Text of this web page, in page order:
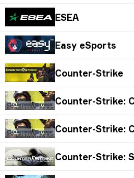
ESEA
Easy eSports
Counter-Strike
Counter-Strike:
Counter-Strike:
Counter-Strike: